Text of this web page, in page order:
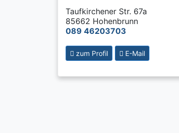
Taufkirchener Str. 67a
85662 Hohenbrunn
089 46203703
zum Profil E-Mail